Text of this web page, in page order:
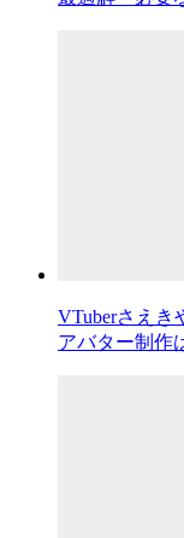
VTuberさえ
アバター制作